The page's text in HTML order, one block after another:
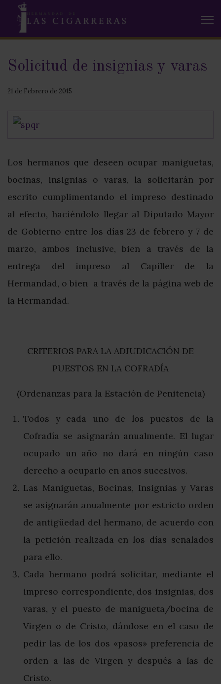
Solicitud de insignias y varas
21 de Febrero de 2015
Los hermanos que deseen ocupar maniguetas,
bocinas, insignias o varas, la solicitarán por
escrito cumplimentando el impreso destinado
al efecto, haciéndolo llegar al Diputado Mayor
de Gobierno entre los días 23 de febrero y 7 de
marzo, ambos inclusive, bien a través de la
entrega del impreso al Capiller de la
Hermandad, o bien a través de la página web de
la Hermandad.
CRITERIOS PARA LA ADJUDICACIÓN DE
PUESTOS EN LA COFRADÍA
(Ordenanzas para la Estación de Penitencia)
Todos y cada uno de los puestos de la
Cofradía se asignarán anualmente. El lugar
ocupado un año no dará en ningún caso
derecho a ocuparlo en años sucesivos.
Las Maniguetas, Bocinas, Insignias y Varas
se asignarán anualmente por estricto orden
de antigüedad del hermano, de acuerdo con
la petición realizada en los días señalados
para ello.
Cada hermano podrá solicitar, mediante el
impreso correspondiente, dos insignias, dos
varas, y el puesto de manigueta/bocina de
Virgen o de Cristo, dándose en el caso de
pedir las de los dos «pasos» preferencia de
orden a las de Virgen y después a las de
Cristo.